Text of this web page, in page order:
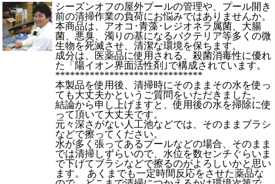
シーズンオフの屋外プールの管理や、プール開き
前の清掃作業の負荷にお悩みではありませんか。
本商品は、アオコ･青藻･レジオネラ属菌、大腸
菌、悪臭、濁りの基になるバクテリア等多くの微
生物を死滅させ、清潔な環境を保ちます。
成分は、医薬品に使用される、殺菌消毒性に優れ
た「陽イオン界面活性剤｣で構成されています。
******************************
本製品を使用後、清掃時にそのままその水を使っ
ても大丈夫かというご質問をいただきました。
結論から申し上げますと、使用後の水を掃除に使
って頂いて大丈夫です。
元々深さがない人工池などでは、そのままブラシ
などで擦ってください。
水が多く張ってあるプールなどの場合、そのまま
では清掃しずらいので、水位を数センチぐらいま
で下げてブラシなどで擦るのがよろしいかと思い
ます。 あくまでも一定時間反応をさせた薬品な